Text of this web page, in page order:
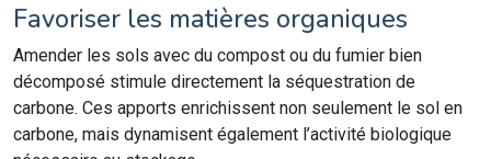
Favoriser les matières organiques
Amender les sols avec du compost ou du fumier bien
décomposé stimule directement la séquestration de
carbone. Ces apports enrichissent non seulement le sol en
carbone, mais dynamisent également l’activité biologique